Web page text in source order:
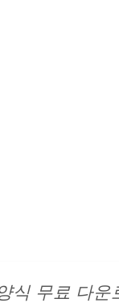
식 무료 다